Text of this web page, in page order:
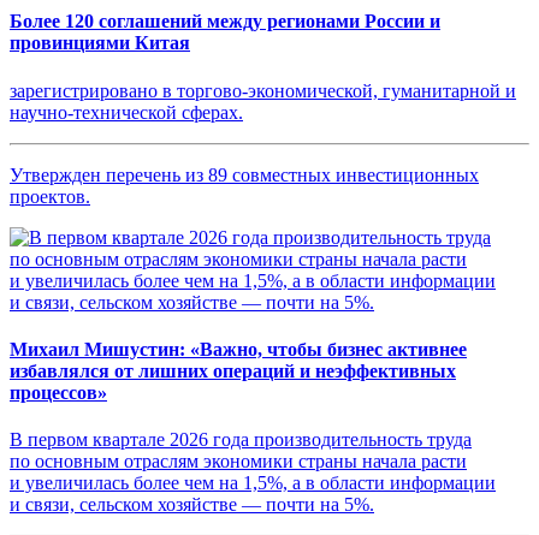
Более 120 соглашений между регионами России и
провинциями Китая
зарегистрировано в торгово-экономической, гуманитарной и
научно-технической сферах.
Утвержден перечень из 89 совместных инвестиционных
проектов.
Михаил Мишустин: «Важно, чтобы бизнес активнее
избавлялся от лишних операций и неэффективных
процессов»
В первом квартале 2026 года производительность труда
по основным отраслям экономики страны начала расти
и увеличилась более чем на 1,5%, а в области информации
и связи, сельском хозяйстве — почти на 5%.